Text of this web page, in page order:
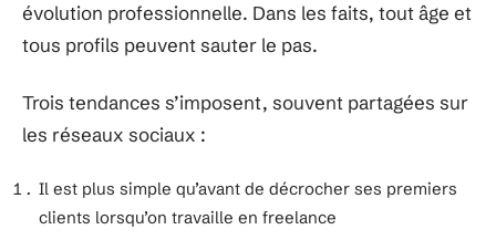
évolution professionnelle. Dans les faits, tout âge et
tous profils peuvent sauter le pas.
Trois tendances s’imposent, souvent partagées sur
les réseaux sociaux :
Il est plus simple qu’avant de décrocher ses premiers
clients lorsqu’on travaille en freelance